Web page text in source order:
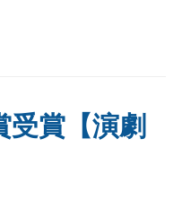
賞【演劇